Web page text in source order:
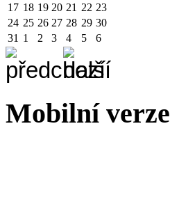
17 18 19 20 21 22 23
24 25 26 27 28 29 30
31 1 2 3 4 5 6
Mobilní verze